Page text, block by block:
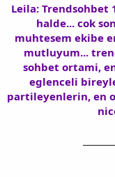
Leila: Trendsohbet
halde... cok
muhtesem ekibe
mutluyum...
sohbet ortami,
eglenceli
partileyenlerin, en